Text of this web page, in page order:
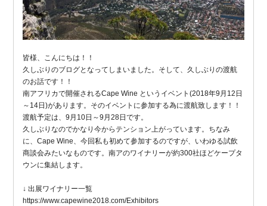
皆様、こんにちは！！
久しぶりのブログとなってしまいました。そして、久しぶりの渡航
のお話です！！
南アフリカで開催されるCape Wine というイベント(2018年9月12日
～14日)があります。そのイベントに参加する為に渡航致します！！
渡航予定は、9月10日～9月28日です。
久しぶりなのでかなり今からテンション上がっています。ちなみ
に、Cape Wine、今回私も初めて参加するのですが、いわゆる試飲
商談会みたいなものです。南アのワイナリーが約300社ほどケープタ
ウンに集結します。
↓ 出展ワイナリー一覧
https://www.capewine2018.com/Exhibitors